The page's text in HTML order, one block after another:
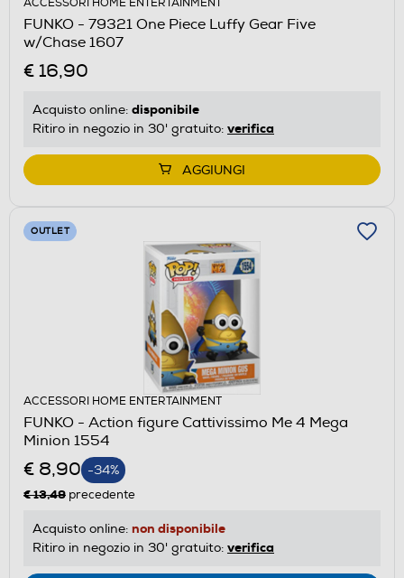
ACCESSORI HOME ENTERTAINMENT
FUNKO - 79321 One Piece Luffy Gear Five
w/Chase 1607
€ 16,90
Acquisto online: disponibile
Ritiro in negozio in 30' gratuito: verifica
AGGIUNGI
OUTLET
ACCESSORI HOME ENTERTAINMENT
FUNKO - Action figure Cattivissimo Me 4 Mega
Minion 1554
€ 8,90 -34%
€ 13,49 precedente
Acquisto online: non disponibile
Ritiro in negozio in 30' gratuito: verifica